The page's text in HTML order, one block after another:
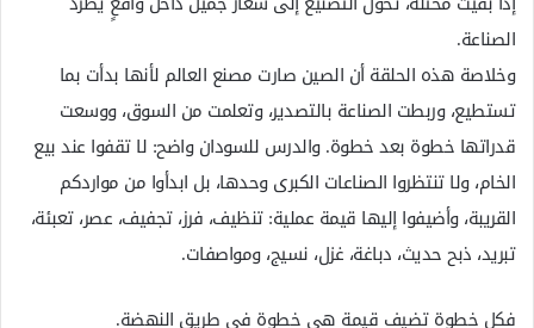
الصناعة.
وخلاصة هذه الحلقة أن الصين صارت مصنع العالم لأنها بدأت بما
تستطيع، وربطت الصناعة بالتصدير، وتعلمت من السوق، ووسعت
قدراتها خطوة بعد خطوة. والدرس للسودان واضح: لا تقفوا عند بيع
الخام، ولا تنتظروا الصناعات الكبرى وحدها، بل ابدأوا من مواردكم
القريبة، وأضيفوا إليها قيمة عملية: تنظيف، فرز، تجفيف، عصر، تعبئة،
تبريد، ذبح حديث، دباغة، غزل، نسيج، ومواصفات.
فكل خطوة تضيف قيمة هي خطوة في طريق النهضة.